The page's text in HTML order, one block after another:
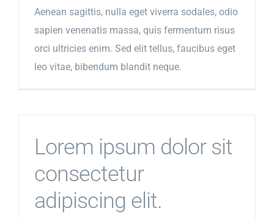
Aenean sagittis, nulla eget viverra sodales, odio
sapien venenatis massa, quis fermentum risus
orci ultricies enim. Sed elit tellus, faucibus eget
leo vitae, bibendum blandit neque.
Lorem ipsum dolor sit
consectetur
adipiscing elit.